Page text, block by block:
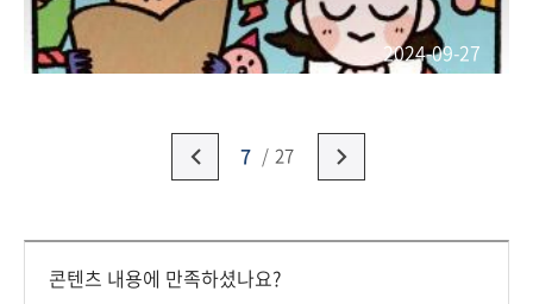
2024-09-27
7 27
콘텐츠 내용에 만족하셨나요?